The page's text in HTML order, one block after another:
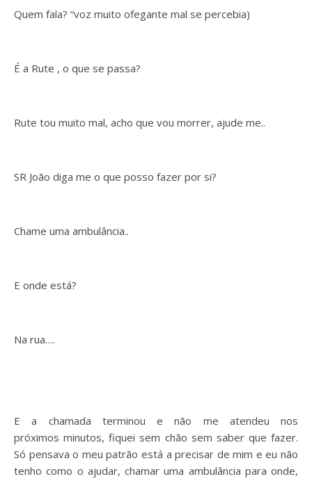
Quem fala? “voz muito ofegante mal se percebia)
É a Rute , o que se passa?
Rute tou muito mal, acho que vou morrer, ajude me..
SR João diga me o que posso fazer por si?
Chame uma ambulância..
E onde está?
Na rua….
E a chamada terminou e não me atendeu nos
próximos minutos, fiquei sem chão sem saber que fazer.
Só pensava o meu patrão está a precisar de mim e eu não
tenho como o ajudar, chamar uma ambulância para onde,